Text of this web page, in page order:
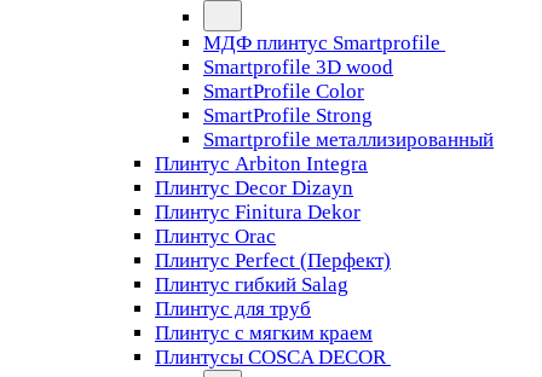
МДФ плинтус Smartprofile
Smartprofile 3D wood
SmartProfile Color
SmartProfile Strong
Smartprofile металлизированный
Плинтус Arbiton Integra
Плинтус Decor Dizayn
Плинтус Finitura Dekor
Плинтус Orac
Плинтус Perfect (Перфект)
Плинтус гибкий Salag
Плинтус для труб
Плинтус с мягким краем
Плинтусы COSCA DECOR